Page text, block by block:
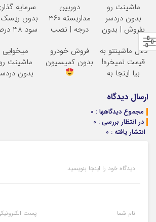
ماشینت رو
بدون دردسر
بفروش | بدون
دوربین
مداربسته 360
درجه | نصب
سرمایه
بدون ریسک
سود
دلال ماشینتو به
قیمت نمیخره!
بیا اینجا به
بفروش*فقط
خریدار واقعی*
فروش خودرو
بدون کمیسیون
میخوایی
ماشینت رو
بدون
ارسال دیدگاه
مجموع دیدگاهها : 0
در انتظار بررسی : 0
انتشار یافته : 0
دیدگاه خود را اینجا بنویسید
نام شما پست